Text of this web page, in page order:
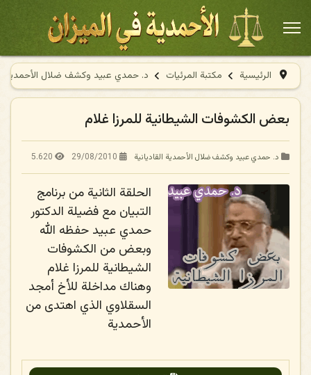
الرئيسية مكتبة المرئيات د. حمدي عبيد وكشف ضلال الأحمدية
بعض الكشوفات الشيطانية للمرزا غلام
د. حمدي عبيد وكشف ضلال الأحمدية القاديانية 29/08/2010
5.620
الحلقة الثانية من برنامج
التبيان مع فضيلة الدكتور
حمدي عبيد حفظه الله
وبعض من الكشوفات
الشيطانية للمرزا غلام
وهناك مداخلة للأخ أمجد
السقلاوي الذي اهتدى من
الأحمدية